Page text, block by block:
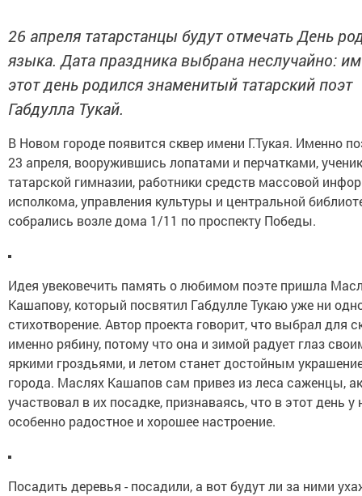
26 апреля татарстанцы будут отмечать День
языка. Дата праздника выбрана неслучайно:
этот день родился знаменитый татарский поэт
Габдулла Тукай.
В Новом городе появится сквер имени Г.Тукая. Именно
23 апреля, вооружившись лопатами и перчатками,
татарской гимназии, работники средств массовой
исполкома, управления культуры и центральной
собрались возле дома 1/11 по проспекту Победы.
Идея увековечить память о любимом поэте пришла
Кашапову, который посвятил Габдулле Тукаю уже ни
стихотворение. Автор проекта говорит, что выбрал для
именно рябину, потому что она и зимой радует глаз
яркими гроздьями, и летом станет достойным
города. Маслях Кашапов сам привез из леса саженцы,
участвовал в их посадке, признаваясь, что в этот день у
особенно радостное и хорошее настроение.
Посадить деревья - посадили, а вот будут ли за ними